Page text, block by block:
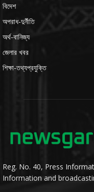
বিদেশ
অপরাধ-দুর্নীতি
অর্থ-বানিজ্য
জেলার খবর
শিক্ষা-তথ্যপ্রযুক্তি
Reg. No. 40, Press
Information and